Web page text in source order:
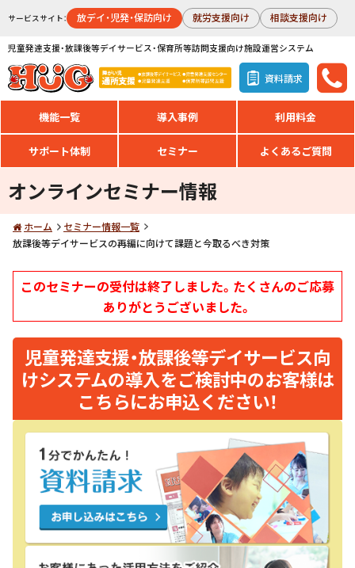
サービスサイト： 放デイ・児発・保訪向け 就労支援向け 相談支援向け
児童発達支援・放課後等デイサービス・保育所等訪問支援向け施設運営システム
資料請求
機能一覧 導入事例 利用料金
サポート体制 セミナー よくあるご質問
オンラインセミナー情報
ホーム
セミナー情報一覧
放課後等デイサービスの再編に向けて課題と今取るべき対策
このセミナーの受付は終了しました。たくさんのご応募
ありがとうございました。
児童発達支援・放課後等デイサービス向
けシステムの導入をご検討中のお客様は
こちらにお申込ください！